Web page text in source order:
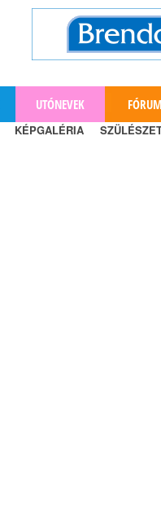
UTÓNEVEK FÓRUM
KÉPGALÉRIA